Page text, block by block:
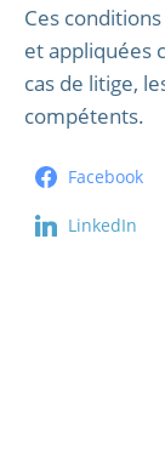
Ces
et appliquées
cas de litige,
compétents.
Facebook
LinkedIn